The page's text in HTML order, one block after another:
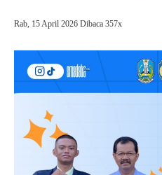
Rab, 15 April 2026 Dibaca 357x